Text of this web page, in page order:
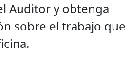
Auditor y obtenga
sobre el trabajo que